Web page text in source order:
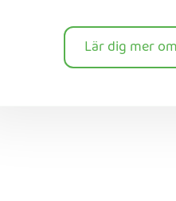
Lär dig mer